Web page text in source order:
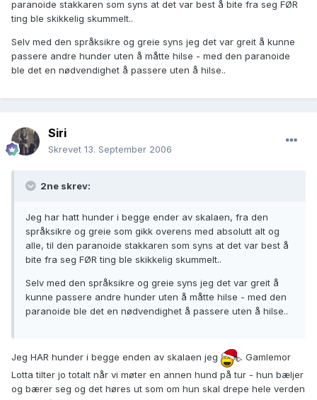
paranoide stakkaren som syns at det var best å bite fra seg FØR
ting ble skikkelig skummelt..
Selv med den språksikre og greie syns jeg det var greit å kunne
passere andre hunder uten å måtte hilse - med den paranoide
ble det en nødvendighet å passere uten å hilse..
Siri
Skrevet 13. September 2006
2ne skrev:
Jeg har hatt hunder i begge ender av skalaen, fra den
språksikre og greie som gikk overens med absolutt alt og
alle, til den paranoide stakkaren som syns at det var best å
bite fra seg FØR ting ble skikkelig skummelt..
Selv med den språksikre og greie syns jeg det var greit å
kunne passere andre hunder uten å måtte hilse - med den
paranoide ble det en nødvendighet å passere uten å hilse..
Jeg HAR hunder i begge enden av skalaen jeg
. Gamlemor
Lotta tilter jo totalt når vi møter en annen hund på tur - hun bæljer
og bærer seg og det høres ut som om hun skal drepe hele verden